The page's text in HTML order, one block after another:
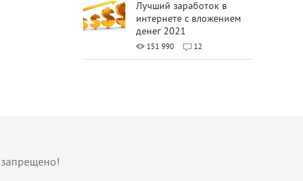
Лучший заработок в
интернете с вложением
денег 2021
151 990 12